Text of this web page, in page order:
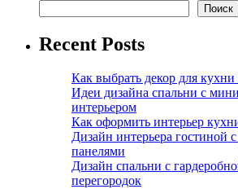
Поиск
Recent Posts
Как выбрать декор для кухни
Идеи дизайна спальни с
интерьером
Как оформить интерьер
Дизайн интерьера гостиной
панелями
Дизайн спальни с
перегородок